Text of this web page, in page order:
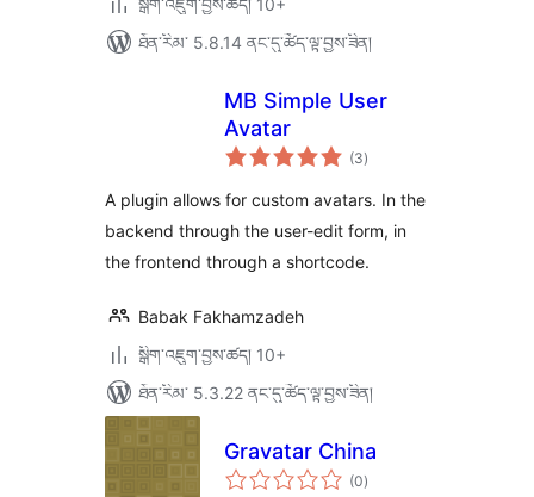
སྒྲིག་འཇུག་བྱས་ཚད། 10+
ཐོན་རིམ་ 5.8.14 ནང་དུ་ཚོད་ལྟ་བྱས་ཟིན།
MB Simple User
Avatar
(3གདེང་
འཇོག་
ཚང་།
)
A plugin allows for custom avatars. In the
backend through the user-edit form, in
the frontend through a shortcode.
Babak Fakhamzadeh
སྒྲིག་འཇུག་བྱས་ཚད། 10+
ཐོན་རིམ་ 5.3.22 ནང་དུ་ཚོད་ལྟ་བྱས་ཟིན།
Gravatar China
(0གདེང་
འཇོག་
)